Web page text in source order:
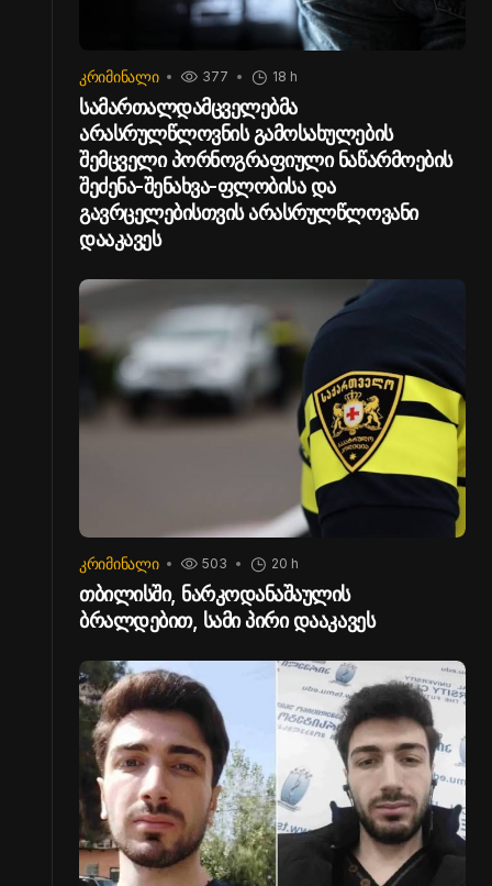
ᲙᲠᲘᲛᲘᲜᲐᲚᲘ 377 18 h
სამართალდამცველებმა
არასრულწლოვნის გამოსახულების
შემცველი პორნოგრაფიული ნაწარმოების
შეძენა-შენახვა-ფლობისა და
გავრცელებისთვის არასრულწლოვანი
დააკავეს
ᲙᲠᲘᲛᲘᲜᲐᲚᲘ 503 20 h
თბილისში, ნარკოდანაშაულის
ბრალდებით, სამი პირი დააკავეს